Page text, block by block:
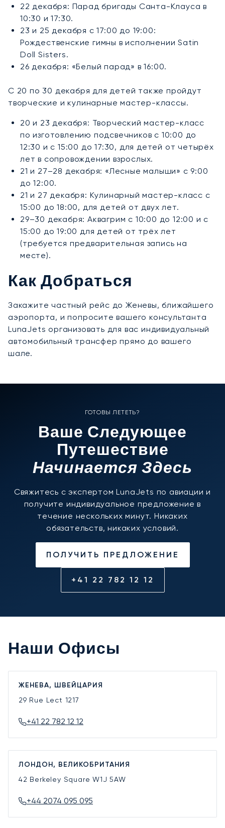
22 декабря: Парад бригады Санта-Клауса в
10:30 и 17:30.
23 и 25 декабря с 17:00 до 19:00:
Рождественские гимны в исполнении Satin
Doll Sisters.
26 декабря: «Белый парад» в 16:00.
С 20 по 30 декабря для детей также пройдут
творческие и кулинарные мастер-классы.
20 и 23 декабря: Творческий мастер-класс
по изготовлению подсвечников с 10:00 до
12:30 и с 15:00 до 17:30, для детей от четырёх
лет в сопровождении взрослых.
21 и 27–28 декабря: «Лесные малыши» с 9:00
до 12:00.
21 и 27 декабря: Кулинарный мастер-класс с
15:00 до 18:00, для детей от двух лет.
29–30 декабря: Аквагрим с 10:00 до 12:00 и с
15:00 до 19:00 для детей от трёх лет
(требуется предварительная запись на
месте).
Как Добраться
Закажите частный рейс до Женевы, ближайшего
аэропорта, и попросите вашего консультанта
LunaJets организовать для вас индивидуальный
автомобильный трансфер прямо до вашего
шале.
ГОТОВЫ ЛЕТЕТЬ?
Ваше Следующее
Путешествие
Начинается Здесь
Свяжитесь с экспертом LunaJets по авиации и
получите индивидуальное предложение в
течение нескольких минут. Никаких
обязательств, никаких условий.
ПОЛУЧИТЬ ПРЕДЛОЖЕНИЕ
+41 22 782 12 12
Наши Офисы
ЖЕНЕВА, ШВЕЙЦАРИЯ
29 Rue Lect 1217
+41 22 782 12 12
ЛОНДОН, ВЕЛИКОБРИТАНИЯ
42 Berkeley SquareW1J 5AW
+44 2074 095 095